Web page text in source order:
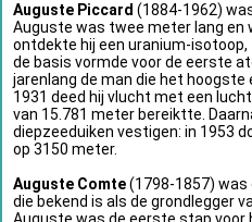
Auguste Piccard (1884-1962)
Auguste was twee meter lang en
ontdekte hij een uranium-
de basis vormde voor de eerste
jarenlang de man die het
1931 deed hij vlucht met een
van 15.781 meter bereiktte.
diepzeeduiken vestigen: in 1953
op 3150 meter.
Auguste Comte(1798-1857) was
die bekend is als de grondlegger